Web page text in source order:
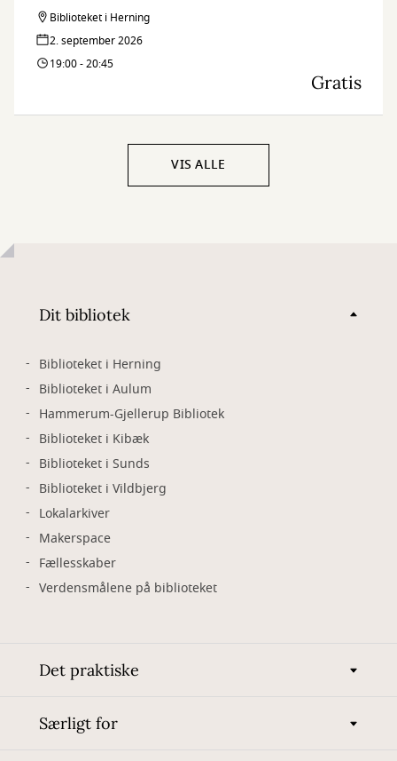
Biblioteket i Herning
2. september 2026
19:00 - 20:45
Gratis
VIS ALLE
Dit bibliotek
Biblioteket i Herning
Biblioteket i Aulum
Hammerum-Gjellerup Bibliotek
Biblioteket i Kibæk
Biblioteket i Sunds
Biblioteket i Vildbjerg
Lokalarkiver
Makerspace
Fællesskaber
Verdensmålene på biblioteket
Det praktiske
Særligt for